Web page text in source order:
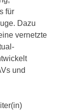
für
Dazu
vernetzte
und